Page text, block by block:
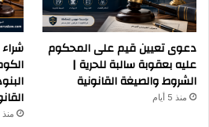
دعوى تعيين قيم على المحكوم
عليه بعقوبة سالبة للحرية |
الشروط والصيغة القانونية
منذ 5 أيام
منذ 3 أسابيع